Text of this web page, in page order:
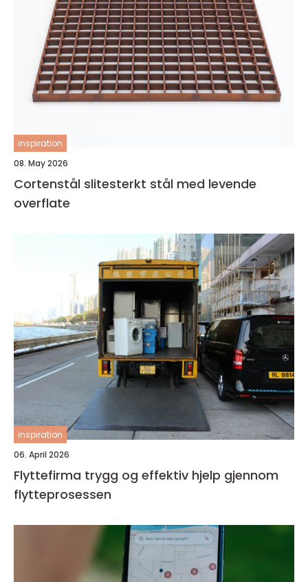
inspiration
08. May 2026
Cortenstål slitesterkt stål med levende
overflate
inspiration
06. April 2026
Flyttefirma trygg og effektiv hjelp gjennom
flytteprosessen